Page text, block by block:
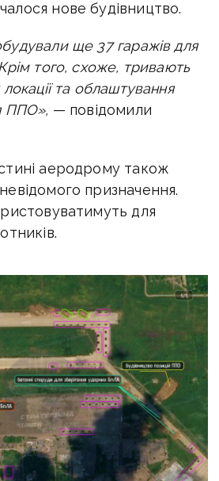
нове будівництво.
ще 37 гаражів для
того, схоже, тривають
та облаштування
ППО», — повідомили
аеродрому також
призначення.
для